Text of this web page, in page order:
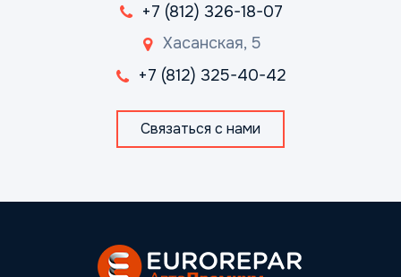
+7 (812) 326-18-07
Хасанская, 5
+7 (812) 325-40-42
Связаться с нами